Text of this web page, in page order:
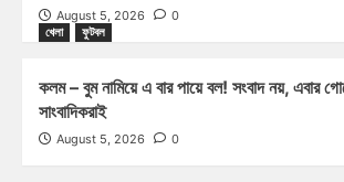
August 5, 2026
0
খেলা
ফুটবল
কলম – বুম নামিয়ে এ বার পায়ে বল! সংবাদ নয়, এবার
সাংবাদিকরাই
August 5, 2026 0